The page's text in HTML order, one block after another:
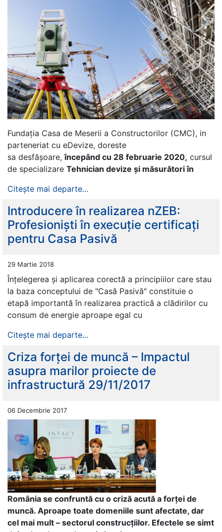
Fundația Casa de Meserii a Constructorilor (CMC), in
parteneriat cu eDevize, doreste
sa desfășoare,începând cu 28 februarie 2020, cursul
de specializare Tehnician devize și măsurători în
Citește mai departe...
Introducere în realizarea nZEB:
Profesioniști în execuție certificați
pentru Casa Pasivă
29 Martie 2018
Înțelegerea și aplicarea corectă a principiilor care stau
la baza conceptului de "Casă Pasivă" constituie o
etapă importantă în realizarea practică a clădirilor cu
consum de energie aproape egal cu
Citește mai departe...
Criza forței de muncă – Impactul
asupra marilor proiecte de
infrastructură 29/11/2017
06 Decembrie 2017
România se confruntă cu o criză acută a forței de
muncă. Aproape toate domeniile sunt afectate, dar
cel mai mult – sectorul construcțiilor. Efectele se simt